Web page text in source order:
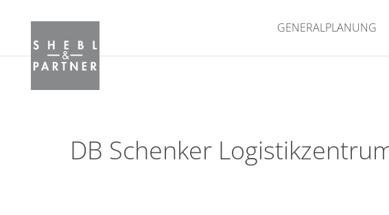
GENERALPLANUNG
DB Schenker